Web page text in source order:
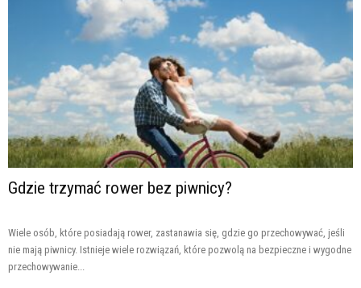
Gdzie trzymać rower bez piwnicy?
Wiele osób, które posiadają rower, zastanawia się, gdzie go przechowywać, jeśli
nie mają piwnicy. Istnieje wiele rozwiązań, które pozwolą na bezpieczne i wygodne
przechowywanie...